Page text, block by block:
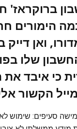
הימורים
ואן דייק
שלו
כי איבד את
הקשור
סעיפים: שימוש